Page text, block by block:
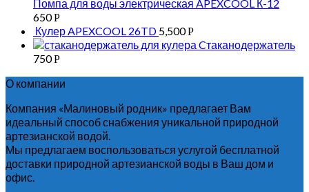
Помпа для воды электрическая APEXCOOL К-12
650Р
Кулер APEXCOOL 26TD 5,500Р
Cтаканодержатель
750Р
О компании
Компания «Малиновый родник» предлагает Вам
идеальный способ снабжения уникальной природной
артезианской водой.
Мы предлагаем воспользоваться услугой бесплатной
доставки природной артезианской воды в Ваш дом и
офис.